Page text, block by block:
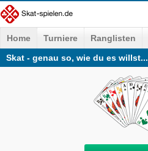
Home Turniere Ranglisten
Skat - genau so, wie du es willst...